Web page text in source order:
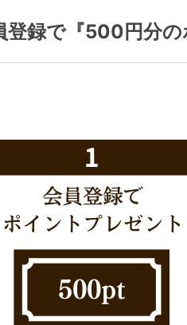
登録で『500円分